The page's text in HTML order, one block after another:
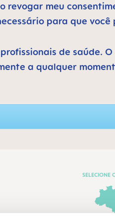
revogar meu
para que você
de saúde. O
a qualquer
SELECIONE